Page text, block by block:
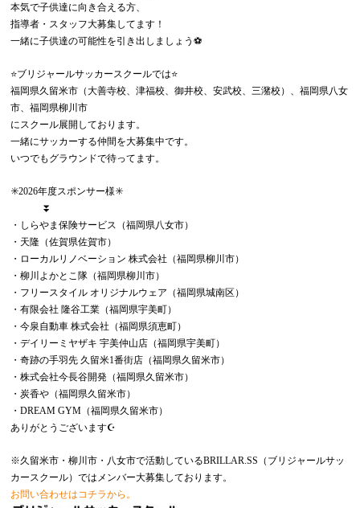
本気で子供達に向き合える方、
指導者・スタッフ大募集してます！
一緒に子供達の可能性を引き出しましょう⚽️
⭐️ブリジャールサッカースクールでは⭐️
福岡県久留米市（大善寺校、津福校、御井校、安武校、三潴校）、福岡県八女
市、福岡県柳川市
にスクール展開しております。
一緒にサッカーする仲間を大募集中です。
いつでもグラウンドで待ってます。
✳️2026年度スポンサー様✳️
⏬
・しらやま保険サービス（福岡県八女市）
・天隆（佐賀県佐賀市）
・ローカルリノベーション 株式会社（福岡県柳川市）
・柳川よかとこ隊（福岡県柳川市）
・フリースタイル オリジナルウェア（福岡県城南区）
・有限会社 隆谷工業（福岡県宇美町）
・今泉自動車 株式会社（福岡県須恵町）
・デイリーミヤザキ 宇美仲山店（福岡県宇美町）
・奇跡の手羽先 久留米1番街店（福岡県久留米市）
・株式会社今長谷開発（福岡県久留米市）
・炭香や（福岡県久留米市）
・DREAM GYM（福岡県久留米市）
ありがとうございます☪️
※久留米市・柳川市・八女市で活動しているBRILLAR.SS（ブリジャールサッ
カースクール）ではメンバー大募集しております。
お問い合わせはコチラから。